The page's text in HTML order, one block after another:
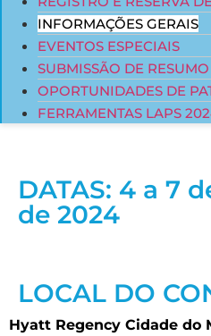
INFORMAÇÕES GERAIS
EVENTOS ESPECIAIS
SUBMISSÃO DE RESUMO
OPORTUNIDADES DE
FERRAMENTAS LAPS
DATAS: 4 a 7
de 2024
LOCAL DO
Hyatt Regency Cidade do